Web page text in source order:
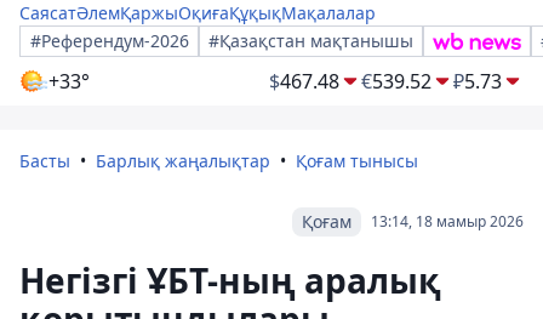
СаясатӘлемҚаржыОқиғаҚұқықМақалалар
#Референдум-2026
#Қазақстан мақтанышы
+33° $467.48 €539.52 ₽5.73
Басты Барлық жаңалықтар Қоғам тынысы
13:14, 18 мамыр 2026
Қоғам
Негізгі ҰБТ-ның аралық